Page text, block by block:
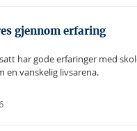
gjennom erfaring
har gode erfaringer med
en vanskelig livsarena.